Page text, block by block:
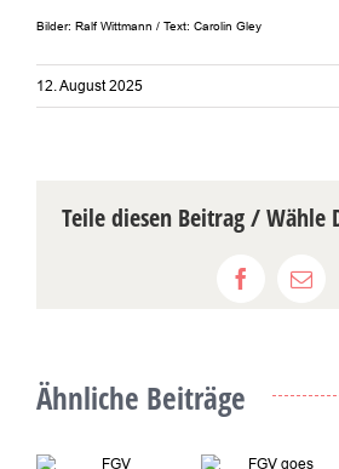
Bilder: Ralf Wittmann / Text: Carolin Gley
12. August 2025
Teile diesen Beitrag / Wähle
Facebook
E-
Ähnliche Beiträge